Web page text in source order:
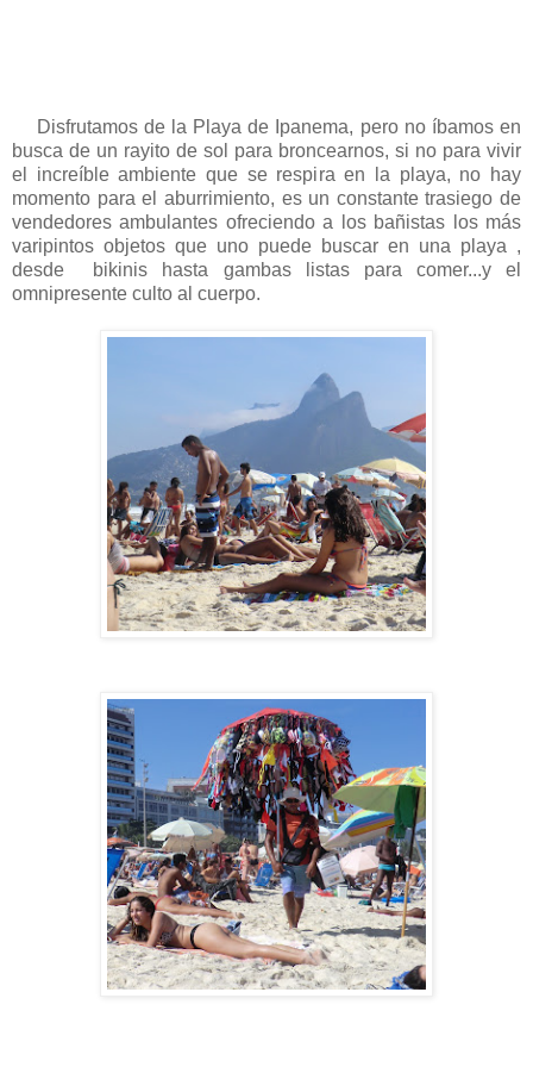
Disfrutamos de la Playa de Ipanema, pero no íbamos en
busca de un rayito de sol para broncearnos, si no para vivir
el increíble ambiente que se respira en la playa, no hay
momento para el aburrimiento, es un constante trasiego de
vendedores ambulantes ofreciendo a los bañistas los más
varipintos objetos que uno puede buscar en una playa ,
desde bikinis hasta gambas listas para comer...y el
omnipresente culto al cuerpo.